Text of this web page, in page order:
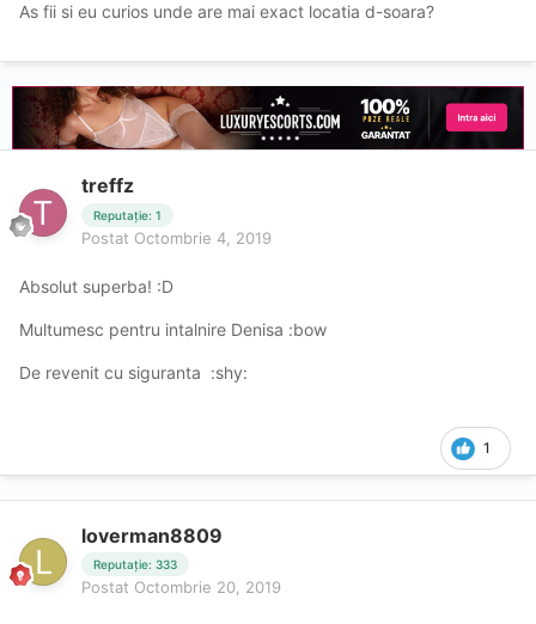
As fii si eu curios unde are mai exact locatia d-soara?
treffz
Reputație: 1
Postat Octombrie 4, 2019
Absolut superba! :D
Multumesc pentru intalnire Denisa :bow
De revenit cu siguranta :shy:
1
loverman8809
Reputație: 333
Postat Octombrie 20, 2019